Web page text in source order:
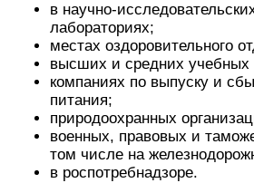
в научно-
лабораториях;
местах оздоровительного
высших и средних учебных
компаниях по выпуску и
питания;
природоохранных
военных, правовых и
том числе на
в роспотребнадзоре.